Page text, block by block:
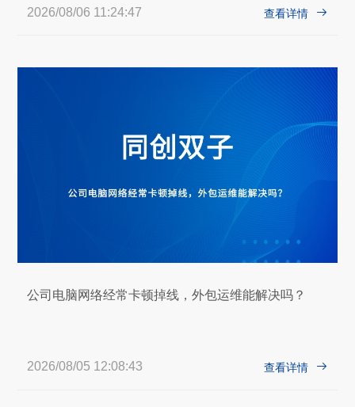
2026/08/06 11:24:47 查看详情 
公司电脑网络经常卡顿掉线，外包运维能解决吗？
2026/08/05 12:08:43 查看详情 